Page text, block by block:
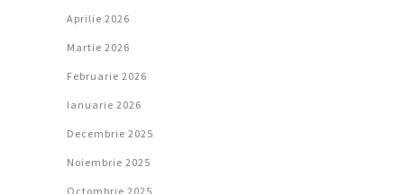
Aprilie 2026
Martie 2026
Februarie 2026
Ianuarie 2026
Decembrie 2025
Noiembrie 2025
Octombrie 2025